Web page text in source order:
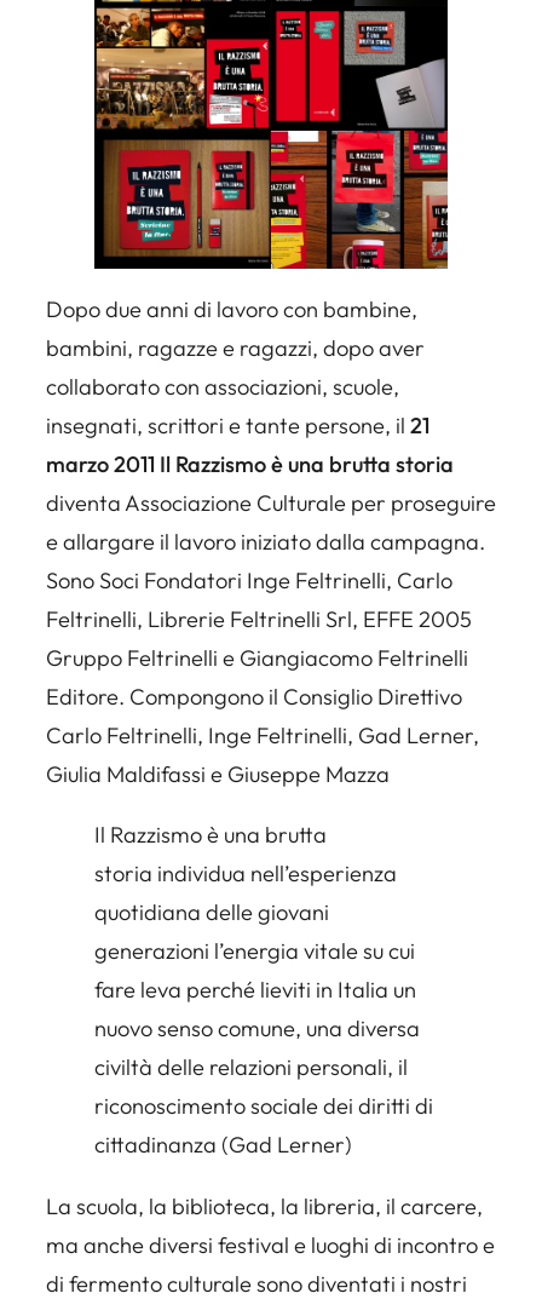
Dopo due anni di lavoro con bambine,
bambini, ragazze e ragazzi, dopo aver
collaborato con associazioni, scuole,
insegnati, scrittori e tante persone, il 21
marzo 2011 Il Razzismo è una brutta storia
diventa Associazione Culturale per proseguire
e allargare il lavoro iniziato dalla campagna.
Sono Soci Fondatori Inge Feltrinelli, Carlo
Feltrinelli, Librerie Feltrinelli Srl, EFFE 2005
Gruppo Feltrinelli e Giangiacomo Feltrinelli
Editore. Compongono il Consiglio Direttivo
Carlo Feltrinelli, Inge Feltrinelli, Gad Lerner,
Giulia Maldifassi e Giuseppe Mazza
Il Razzismo è una brutta
storia individua nell’esperienza
quotidiana delle giovani
generazioni l’energia vitale su cui
fare leva perché lieviti in Italia un
nuovo senso comune, una diversa
civiltà delle relazioni personali, il
riconoscimento sociale dei diritti di
cittadinanza (Gad Lerner)
La scuola, la biblioteca, la libreria, il carcere,
ma anche diversi festival e luoghi di incontro e
di fermento culturale sono diventati i nostri